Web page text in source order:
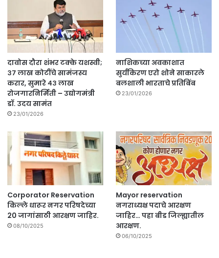
दावोस दौरा शंभर टक्के यशस्वी;
३७ लाख कोटींचे सामंजस्य
करार, सुमारे ४३ लाख
रोजगारनिर्मिती – उद्योगमंत्री
डॉ. उदय सामंत
23/01/2026
नाशिकच्या अवकाशात
सुर्यकिरण एरो शोने साकारले
बलशाली भारताचे प्रतिबिंब
23/01/2026
Corporator Reservation
किल्ले धारूर नगर परिषदेच्या
20 जागांसाठी आरक्षण जाहिर.
08/10/2025
Mayor reservation
नगराध्यक्ष पदाचे आरक्षण
जाहिर… पहा बीड जिल्ह्यातील
आरक्षण.
06/10/2025